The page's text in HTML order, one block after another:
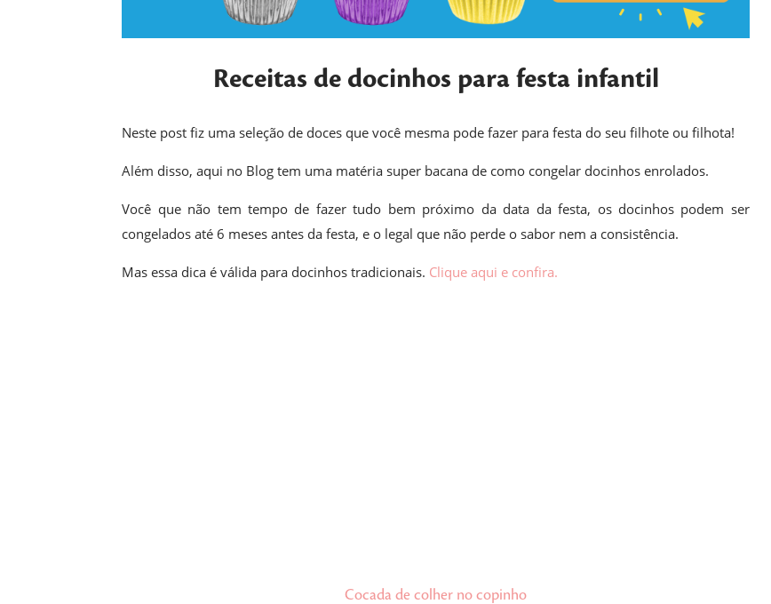
Receitas de docinhos para festa infantil
Neste post fiz uma seleção de doces que você mesma pode fazer para festa do seu filhote ou filhota!
Além disso, aqui no Blog tem uma matéria super bacana de como congelar docinhos enrolados.
Você que não tem tempo de fazer tudo bem próximo da data da festa, os docinhos podem ser
congelados até 6 meses antes da festa, e o legal que não perde o sabor nem a consistência.
Mas essa dica é válida para docinhos tradicionais. Clique aqui e confira.
Cocada de colher no copinho